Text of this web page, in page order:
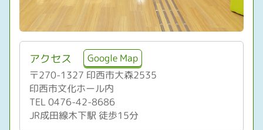
アクセス
Google Map
〒270-1327 印西市大森2535
印西市文化ホール内
TEL 0476-42-8686
JR成田線木下駅 徒歩15分